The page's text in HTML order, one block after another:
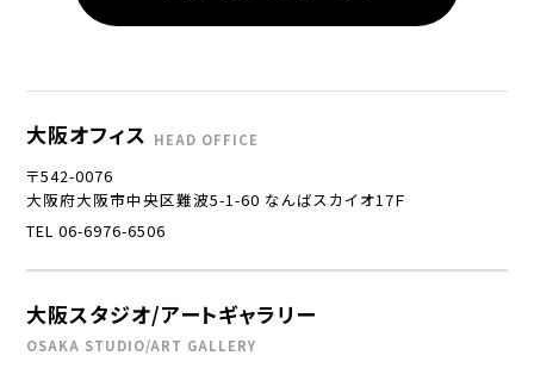
大阪オフィス HEAD OFFICE
〒542-0076
大阪府大阪市中央区難波5-1-60 なんばスカイオ17Ｆ
TEL 06-6976-6506
大阪スタジオ/アートギャラリー
OSAKA STUDIO/ART GALLERY